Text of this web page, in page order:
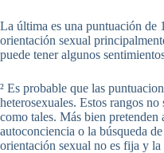
La última es una puntuación de
orientación sexual
puede tener algunos
² Es probable que las
heterosexuales. Estos rangos
como tales. Más bien pretenden
autoconciencia o la búsqueda
orientación sexual no es fija y la